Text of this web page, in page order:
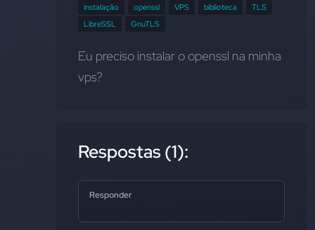
instalação openssl VPS biblioteca
TLS
LibreSSL
GnuTLS
Eu preciso instalar o openssl na minha
vps?
Respostas (1):
Responder